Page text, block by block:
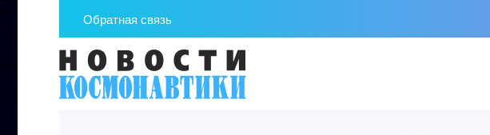
Обратная связь